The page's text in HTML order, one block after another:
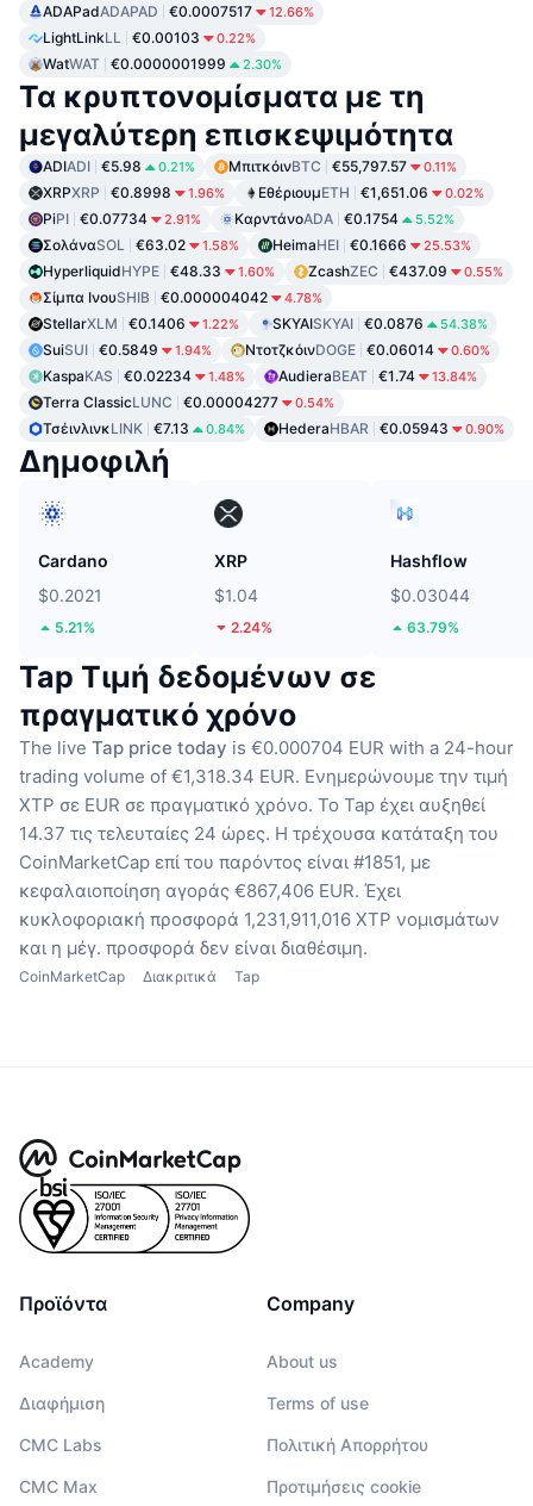
ADAPadADAPAD €0.0007517 12.66%
LightLinkLL €0.00103 0.22%
WatWAT €0.0000001999 2.30%
Τα κρυπτονομίσματα με τη
μεγαλύτερη επισκεψιμότητα
ADIADI €5.98 0.21% ΜπιτκόινBTC €55,797.57 0.11%
XRPXRP €0.8998 1.96% ΕθέριουμETH €1,651.06 0.02%
PiPI €0.07734 2.91% ΚαρντάνοADA €0.1754 5.52%
ΣολάναSOL €63.02 1.58% HeimaHEI €0.1666 25.53%
HyperliquidHYPE €48.33 1.60% ZcashZEC €437.09 0.55%
Σίμπα ΙνουSHIB €0.000004042 4.78%
StellarXLM €0.1406 1.22% SKYAISKYAI €0.0876 54.38%
SuiSUI €0.5849 1.94% ΝτοτζκόινDOGE €0.06014 0.60%
KaspaKAS €0.02234 1.48% AudieraBEAT €1.74 13.84%
Terra ClassicLUNC €0.00004277 0.54%
ΤσέινλινκLINK €7.13 0.84% HederaHBAR €0.05943 0.90%
Δημοφιλή
Cardano
$0.2021
5.21%
XRP
$1.04
2.24%
Hashflow
$0.03044
63.79%
Tap Τιμή δεδομένων σε
πραγματικό χρόνο
The live Tap price today is €0.000704 EUR with a 24-hour
trading volume of €1,318.34 EUR. Ενημερώνουμε την τιμή
XTP σε EUR σε πραγματικό χρόνο. Το Tap έχει αυξηθεί
14.37 τις τελευταίες 24 ώρες. Η τρέχουσα κατάταξη του
CoinMarketCap επί του παρόντος είναι #1851, με
κεφαλαιοποίηση αγοράς €867,406 EUR. Έχει
κυκλοφοριακή προσφορά 1,231,911,016 XTP νομισμάτων
και η μέγ. προσφορά δεν είναι διαθέσιμη.
CoinMarketCap Διακριτικά Tap
Προϊόντα
Academy
Διαφήμιση
CMC Labs
CMC Max
Company
About us
Terms of use
Πολιτική Απορρήτου
Προτιμήσεις cookie